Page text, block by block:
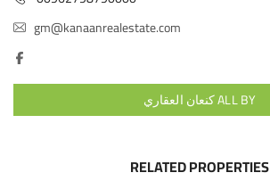
gm@kanaanrealestate.com
ALL BY كنعان العقاري
RELATED PROPERTIES